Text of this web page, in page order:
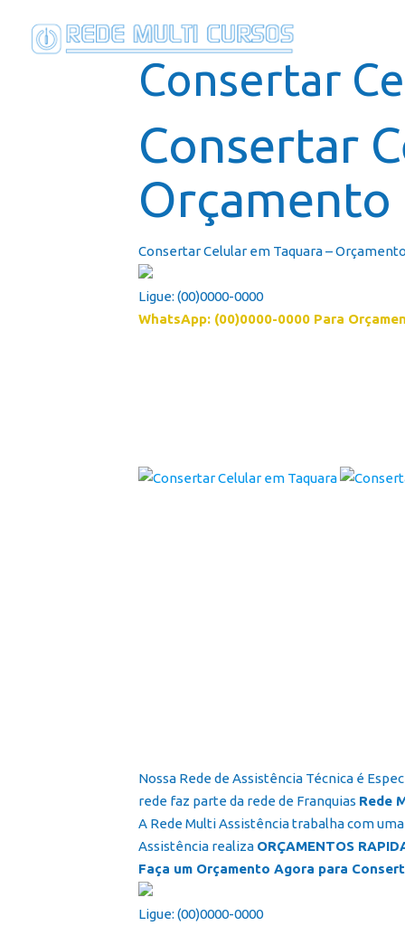
Consertar
Consertar
Orçamento
Consertar Celular em Taquara –
Ligue: (00)0000-0000
WhatsApp: (00)0000-0000 Para
Nossa Rede de Assistência Técnica é
rede faz parte da rede de Franquias Rede
A Rede Multi Assistência trabalha com
Assistência realiza ORÇAMENTOS
Faça um Orçamento Agora para
Ligue: (00)0000-0000